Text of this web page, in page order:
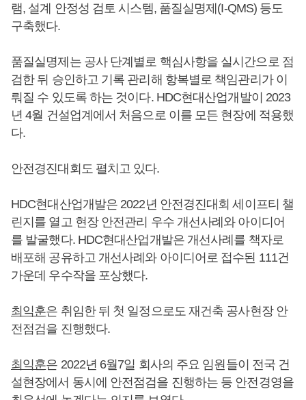
램, 설계 안정성 검토 시스템, 품질실명제(I-QMS) 등도
구축했다.
품질실명제는 공사 단계별로 핵심사항을 실시간으로 점
검한 뒤 승인하고 기록 관리해 항복별로 책임관리가 이
뤄질 수 있도록 하는 것이다. HDC현대산업개발이 2023
년 4월 건설업계에서 처음으로 이를 모든 현장에 적용했
다.
안전경진대회도 펼치고 있다.
HDC현대산업개발은 2022년 안전경진대회 세이프티 챌
린지를 열고 현장 안전관리 우수 개선사례와 아이디어
를 발굴했다. HDC현대산업개발은 개선사례를 책자로
배포해 공유하고 개선사례와 아이디어로 접수된 111건
가운데 우수작을 포상했다.
최익훈은 취임한 뒤 첫 일정으로도 재건축 공사현장 안
전점검을 진행했다.
최익훈은 2022년 6월7일 회사의 주요 임원들이 전국 건
설현장에서 동시에 안전점검을 진행하는 등 안전경영을